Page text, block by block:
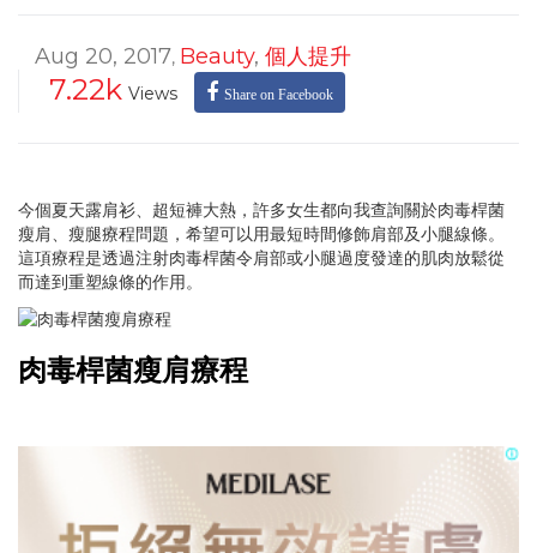
Aug 20, 2017, Beauty, 個人提升
7.22k Views Share on Facebook
今個夏天露肩衫、超短褲大熱，許多女生都向我查詢關於肉毒桿菌
瘦肩、瘦腿療程問題，希望可以用最短時間修飾肩部及小腿線條。
這項療程是透過注射肉毒桿菌令肩部或小腿過度發達的肌肉放鬆從
而達到重塑線條的作用。
肉毒桿菌瘦肩療程